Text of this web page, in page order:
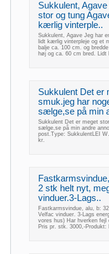
Sukkulent,
stor og tung
kærlig vinterple..
Sukkulent, Agave Jeg har
lidt kærlig vinterpleje og et
balje ca. 100 cm. og
høj og ca. 60 cm bred. Lidt
Sukkulent Det er
smuk.jeg har
sælge,se på min
Sukkulent Det er meget
sælge,se på min andre
post.Type: SukkulentLEI
kr.
2 stk helt nyt,
vinduer.3-Lags..
Fastkarmsvindue, alu, b:
Velfac vinduer. 3-Lags
vores hus) Har hverken fejl
Pris pr. stk. 3000,-Produkt: